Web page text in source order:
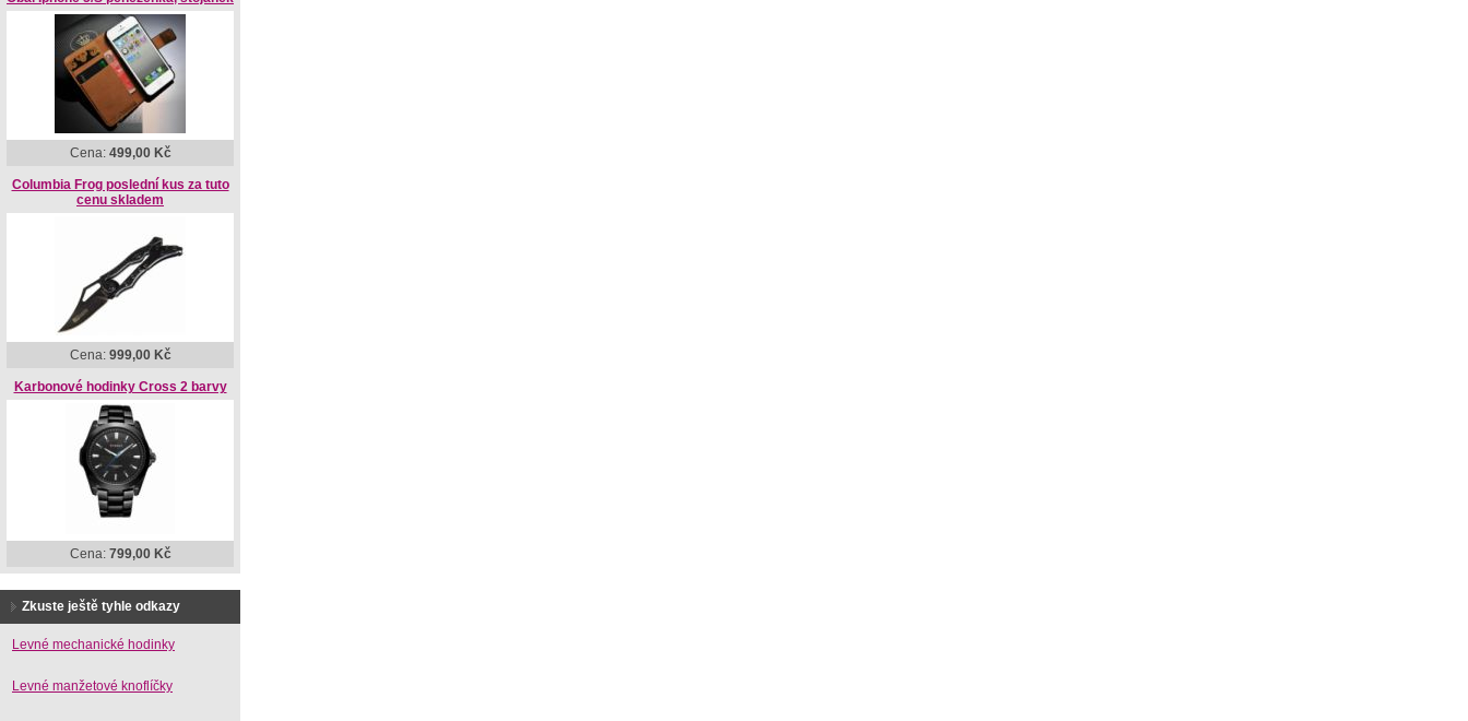
Cena: 499,00 Kč
Columbia Frog poslední kus za tuto
cenu skladem
Cena: 999,00 Kč
Karbonové hodinky Cross 2 barvy
Cena: 799,00 Kč
Zkuste ještě tyhle odkazy
Levné mechanické hodinky
Levné manžetové knoflíčky